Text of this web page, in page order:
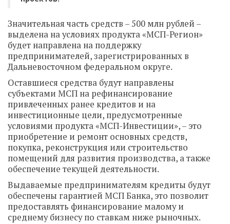
Значительная часть средств – 500 млн рублей –
выделена на условиях продукта «МСП-Регион»
будет направлена на поддержку
предпринимателей, зарегистрированных в
Дальневосточном федеральном округе.
Оставшиеся средства будут направлены
субъектами МСП на рефинансирование
привлеченных ранее кредитов и на
инвестиционные цели, предусмотренные
условиями продукта «МСП-Инвестиции», – это
приобретение и ремонт основных средств,
покупка, реконструкция или строительство
помещений для развития производства, а также
обеспечение текущей деятельности.
Выдаваемые предпринимателям кредиты будут
обеспечены гарантией МСП Банка, это позволит
предоставлять финансирование малому и
среднему бизнесу по ставкам ниже рыночных.